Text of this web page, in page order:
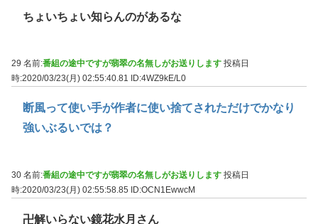
ちょいちょい知らんのがあるな
29 名前:番組の途中ですが翡翠の名無しがお送りします 投稿日
時:2020/03/23(月) 02:55:40.81
ID:4WZ9kE/L0
断風って使い手が作者に使い捨てされただけでかなり
強いぶるいでは？
30 名前:番組の途中ですが翡翠の名無しがお送りします 投稿日
時:2020/03/23(月) 02:55:58.85
ID:OCN1EwwcM
卍解いらない鏡花水月さん